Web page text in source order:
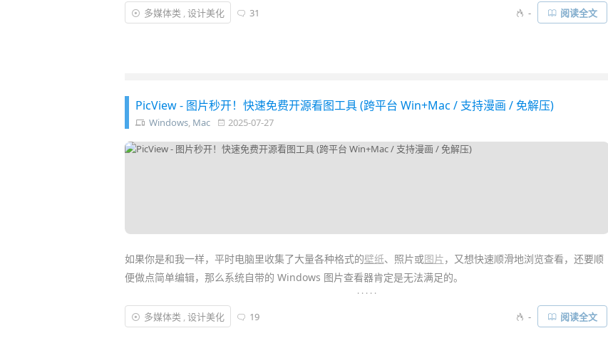
如果你也受够了这种糟糕的看图体验，那今天这款宝藏软件
就能让你明白：极致的简单和
快速，就是最好的体验！它出自“搜索快到让人震惊的神器——
”开发团队 voidtools 之手，同样开源
多媒体类 ,设计美化 31 - 阅读全文
PicView - 图片秒开！快速免费开源看图工具 (跨平台 Win+Mac / 支持漫画 / 免解压)
Windows, Mac 2025-07-27
如果你是和我一样，平时电脑里收集了大量各种格式的壁纸、照片或图片，又想快速顺滑地浏览查看，还要顺
便做点简单编辑，那么系统自带的 Windows 图片查看器肯定是无法满足的。
今天安利的是一款 经典 免费绿色 Windows
，主打一个“看图秒
开”，而且在问世 8 年后居然新增
。清爽极简无广告界面，支持文件夹翻页轮播浏览、幻灯
. . . . .
多媒体类 ,设计美化 19 - 阅读全文